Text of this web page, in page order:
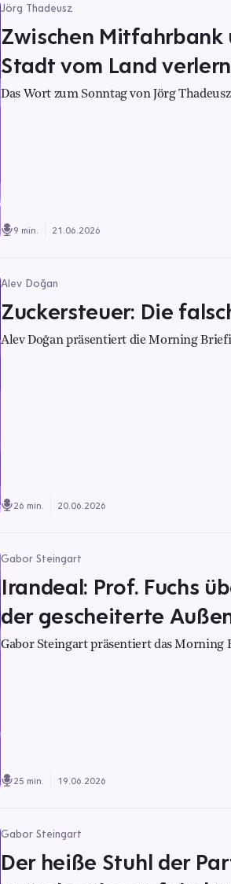
Jörg Thadeusz
Zwischen Mitfahrbank
Stadt vom Land
Das Wort zum Sonntag von Jörg Thadeusz
9 min. 21.06.2026
Alev Doğan
Zuckersteuer: Die
Alev Doğan präsentiert die Morning
26 min. 20.06.2026
Gabor Steingart
Irandeal: Prof. Fuchs
der gescheiterte
Gabor Steingart präsentiert das Morning
25 min. 19.06.2026
Gabor Steingart
Der heiße Stuhl der